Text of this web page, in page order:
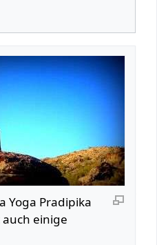
Yoga Pradipika
einige